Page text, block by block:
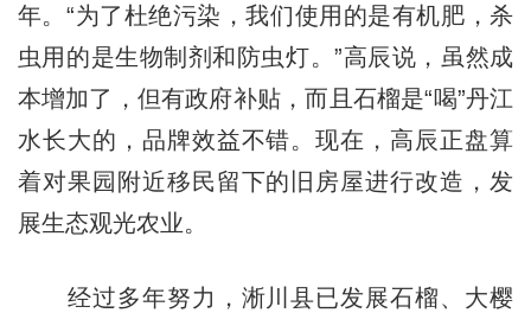
年。“为了杜绝污染，我们使用的是有机肥，杀
虫用的是生物制剂和防虫灯。”高辰说，虽然成
本增加了，但有政府补贴，而且石榴是“喝”丹江
水长大的，品牌效益不错。现在，高辰正盘算
着对果园附近移民留下的旧房屋进行改造，发
展生态观光农业。
经过多年努力，淅川县已发展石榴、大樱